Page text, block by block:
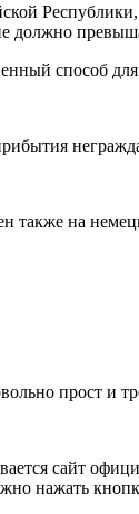
должно
способ
также на
прост и
сайт
нажать